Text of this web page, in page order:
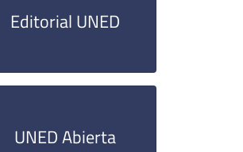
Editorial UNED
UNED Abierta